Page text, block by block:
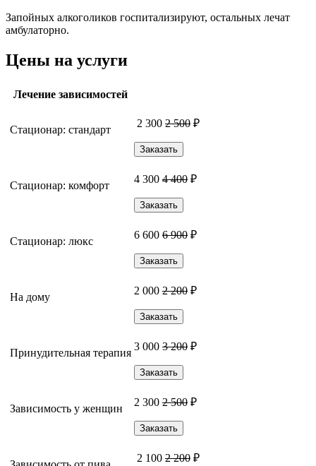
Запойных алкоголиков госпитализируют, остальных лечат
амбулаторно.
Цены на услуги
Лечение зависимостей
Стационар: стандарт
2 300 2 500 ₽
Заказать
Стационар: комфорт
4 300 4 400 ₽
Заказать
Стационар: люкс
6 600 6 900 ₽
Заказать
На дому
2 000 2 200 ₽
Заказать
Принудительная терапия
3 000 3 200 ₽
Заказать
Зависимость у женщин
2 300 2 500 ₽
Заказать
2 100 2 200 ₽